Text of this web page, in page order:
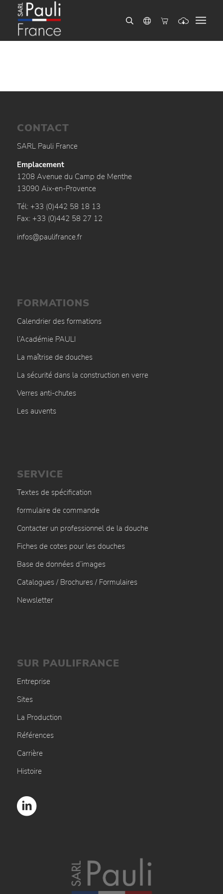
CONTACT
SARL Pauli France
Emplacement
1208 Avenue du Camp de Menthe
13090 Aix-en-Provence
Tél: +33 (0)442 58 18 13
Fax: +33 (0)442 58 27 12
infos@paulifrance.fr
FORMATIONS
Calendrier des formations
l’Académie PAULI
La maîtrise de douches
La sécurité dans la construction en verre
Verres anti-chutes
Les auvents
SERVICE
Textes de spécification
formulaire de commande
Contacter un professionnel de la douche
Fiches de cotes pour les douches
Base de données d’images
Catalogues / Brochures / Formulaires
Newsletter
SUR PAULIFRANCE
Entreprise
Sites
La Production
Références
Carrière
Histoire